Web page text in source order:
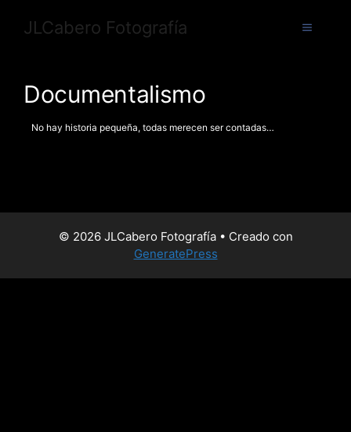
JLCabero Fotografía
Documentalismo
No hay historia pequeña, todas merecen ser contadas…
© 2026 JLCabero Fotografía• Creado con
GeneratePress